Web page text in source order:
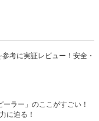
考に実証レビュー！安全・
ラー」のここがすごい！
に迫る！